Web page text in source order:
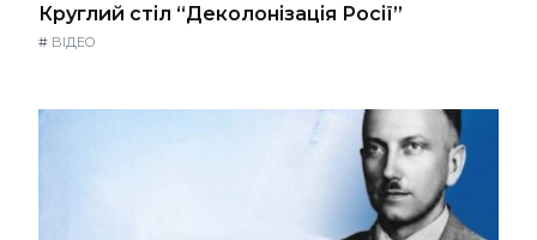
Круглий стіл “Деколонізація Росії”
# ВІДЕО